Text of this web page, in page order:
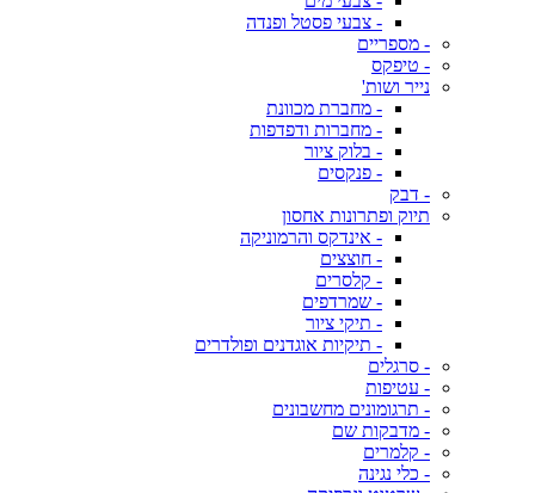
- צבעי פסטל ופנדה
- מספריים
- טיפקס
נייר ושות'
- מחברת מכוונת
- מחברות ודפדפות
- בלוק ציור
- פנקסים
- דבק
תיוק ופתרונות אחסון
- אינדקס והרמוניקה
- חוצצים
- קלסרים
- שמרדפים
- תיקי ציור
- תיקיות אוגדנים ופולדרים
- סרגלים
- עטיפות
- תרגומונים מחשבונים
- מדבקות שם
- קלמרים
- כלי נגינה